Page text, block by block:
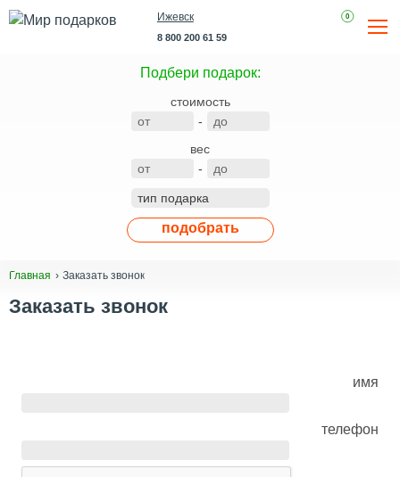
0
Ижевск
8 800 200 61 59
Подбери подарок:
стоимость
-
вес
-
подобрать
Главная Заказать звонок
Заказать звонок
имя
телефон